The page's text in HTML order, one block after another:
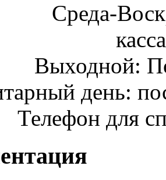
Среда-
Выходной:
день:
Телефон для